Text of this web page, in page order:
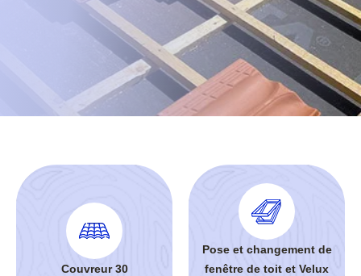
Couvreur 30
Pose et changement de
fenêtre de toit et Velux